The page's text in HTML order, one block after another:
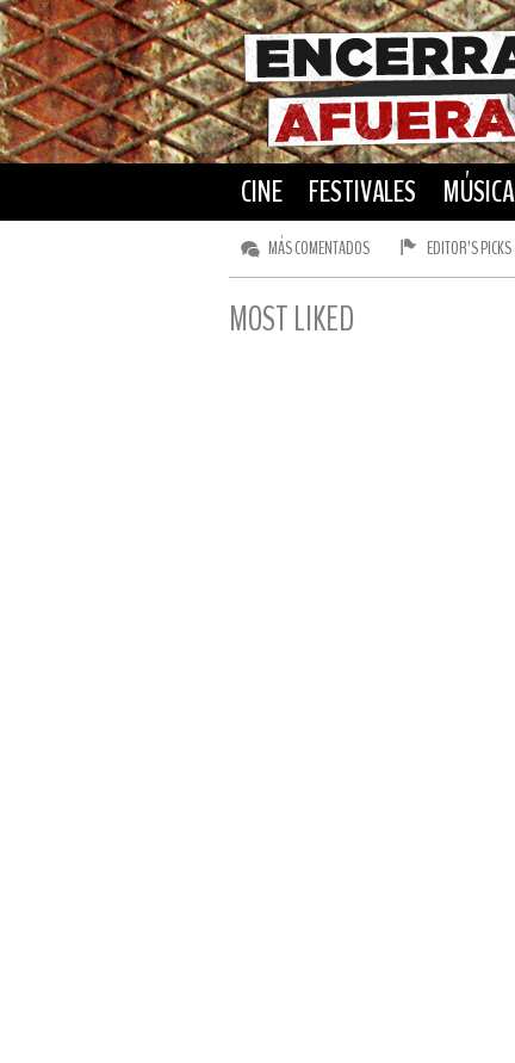
CINE FESTIVALES MÚSICA
MÁS COMENTADOS EDITOR’S PICKS
MOST LIKED